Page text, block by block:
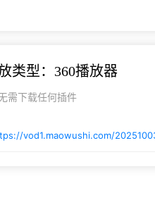
类型：360播放器
需下载任何插件
vod1.maowushi.com/